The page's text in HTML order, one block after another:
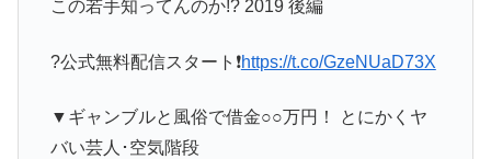
この若手知ってんのか!? 2019 後編
?公式無料配信スタート❗https://t.co/GzeNUaD73X
▼ギャンブルと風俗で借金○○万円！ とにかくヤ
バい芸人･空気階段